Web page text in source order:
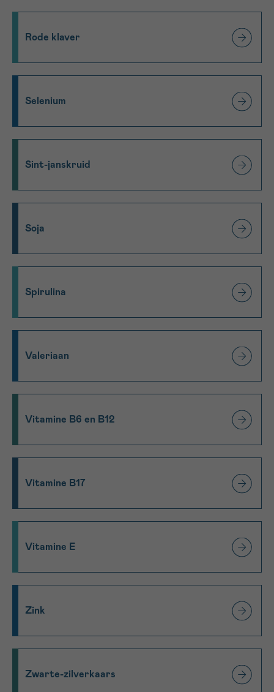
Rode klaver
Selenium
Sint-janskruid
Soja
Spirulina
Valeriaan
Vitamine B6 en B12
Vitamine B17
Vitamine E
Zink
Zwarte-zilverkaars